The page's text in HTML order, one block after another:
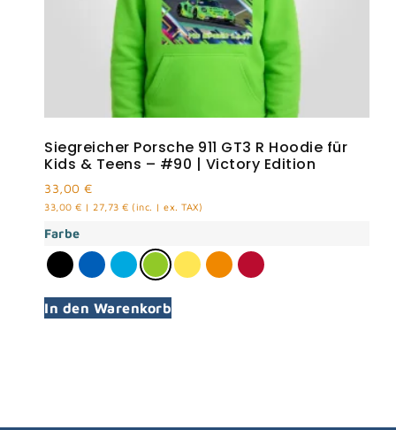
Siegreicher Porsche 911 GT3 R Hoodie für
Kids & Teens – #90 | Victory Edition
33,00 €
33,00 € | 27,73 € (inc. | ex. TAX)
Farbe
In den Warenkorb